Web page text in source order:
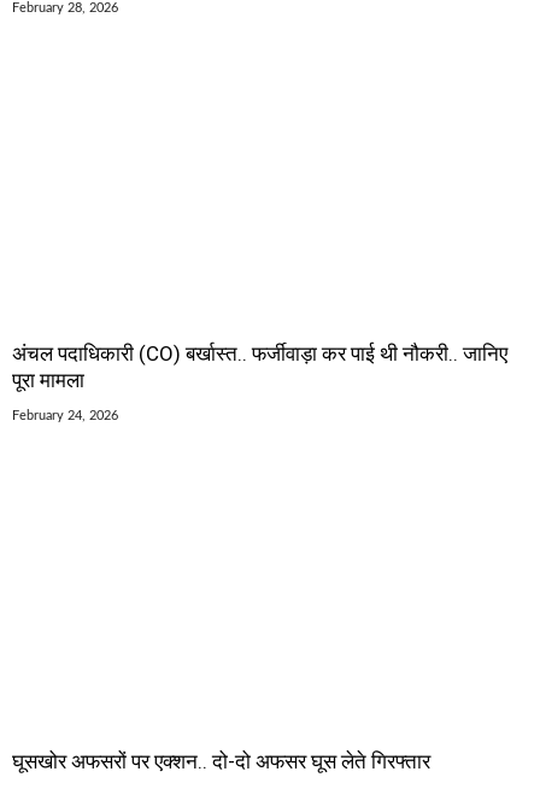
February 28, 2026
अंचल पदाधिकारी (CO) बर्खास्त.. फर्जीवाड़ा कर पाई थी नौकरी.. जानिए
पूरा मामला
February 24, 2026
घूसखोर अफसरों पर एक्शन.. दो-दो अफसर घूस लेते गिरफ्तार